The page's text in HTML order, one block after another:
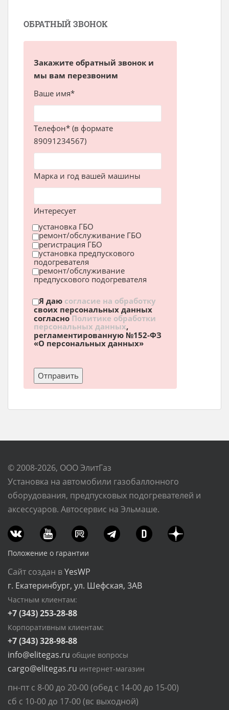
ОБРАТНЫЙ ЗВОНОК
Закажите обратный звонок и
мы вам перезвоним
Ваше имя*
Телефон* (в формате
89091234567)
Марка и год вашей машины
Интересует
установка ГБО
ремонт/обслуживание ГБО
регистрация ГБО
установка предпускового
подогревателя
ремонт/обслуживание
предпускового подогревателя
Я даю согласие на обработку
своих персональных данных
согласно Политике обработки
персональных данных,
регламентированную №152-ФЗ
«О персональных данных»
© 2008-2026, ООО ЭлитГаз
Установка на автомобили газобаллонного
оборудования, предпусковых подогревателей и
аксессуаров. Автосервис на Эльмаше.
Положение о гарантии
Сайт создан вYesWP
г. Екатеринбург, ул. Шефская, 3АВ
Частным клиентам:
+7 (343) 253-28-88
Корпоративным клиентам:
+7 (343) 328-98-88
info@elitegas.ru общие вопросы
cargo@elitegas.ru интернет-магазин
пн-пт с 8-00 до 20-00 (обед с 14-00 до 15-00)
сб с 10-00 до 17-00 (вс выходной)